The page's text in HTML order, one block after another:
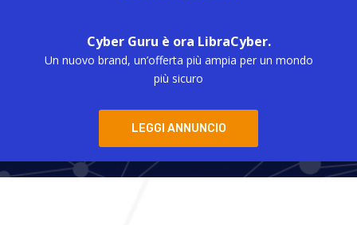
Cyber Guru è ora LibraCyber.
Un nuovo brand, un’offerta più ampia per un mondo
più sicuro
LEGGI ANNUNCIO
Cyber Guru